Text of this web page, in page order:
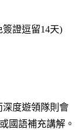
證逗留14天)
度遊領隊則會
國語補充講解。